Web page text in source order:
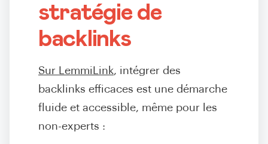
stratégie de
backlinks
Sur LemmiLink, intégrer des
backlinks efficaces est une démarche
fluide et accessible, même pour les
non-experts :